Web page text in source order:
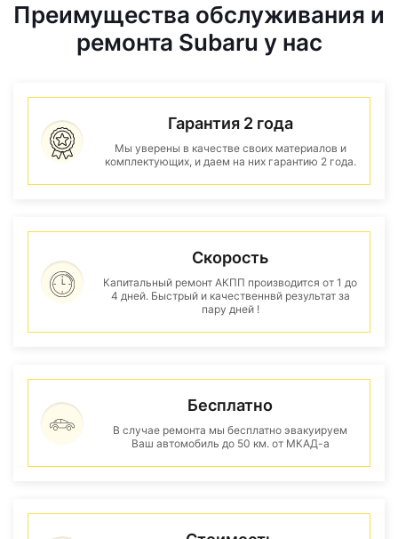
Преимущества обслуживания и
ремонта Subaru у нас
Гарантия 2 года
Мы уверены в качестве своих материалов и
комплектующих, и даем на них гарантию 2 года.
Скорость
Капитальный ремонт АКПП производится от 1 до
4 дней. Быстрый и качественнвй результат за
пару дней !
Бесплатно
В случае ремонта мы бесплатно эвакуируем
Ваш автомобиль до 50 км. от МКАД-а